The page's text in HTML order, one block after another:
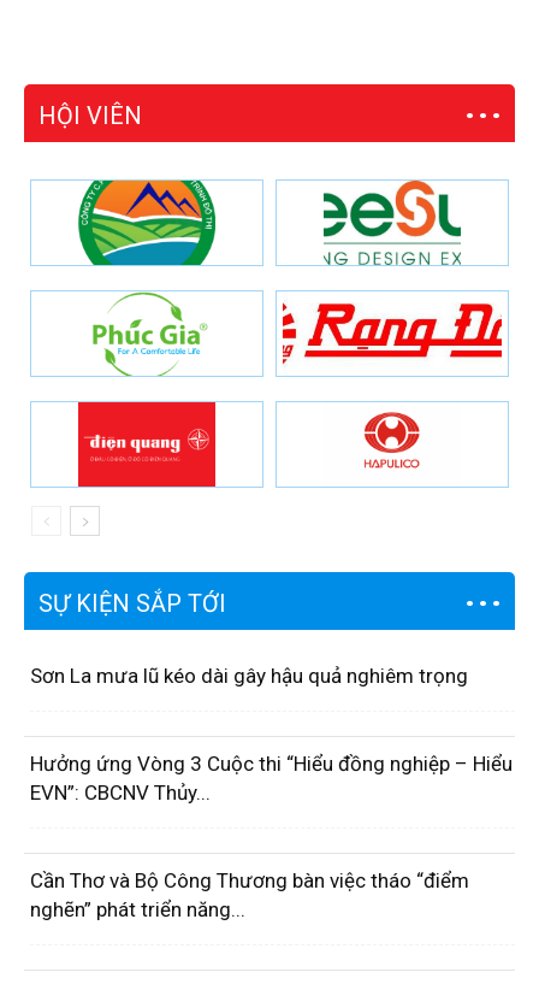
HỘI VIÊN
SỰ KIỆN SẮP TỚI
Sơn La mưa lũ kéo dài gây hậu quả nghiêm trọng
Hưởng ứng Vòng 3 Cuộc thi “Hiểu đồng nghiệp – Hiểu
EVN”: CBCNV Thủy...
Cần Thơ và Bộ Công Thương bàn việc tháo “điểm
nghẽn” phát triển năng...